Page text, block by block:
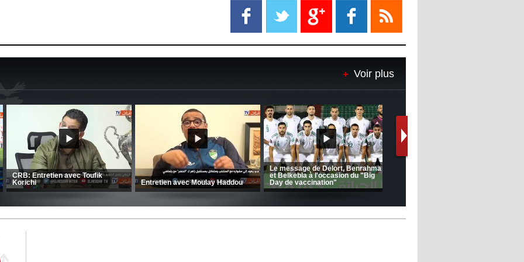
propriétaire
Le Barça savoure sa première
place et chambre le Real Madrid
de matchs"
12:39 - 2022/11/06
Real : Les dirigeants veulent le
départ d'Hazard cet hiver
Voir plus
Ligue 1 Mobilis (23ème journée):
MCO 5 – USB 0
(Coupe de la CAF) Nkana FC 1 -
CRB 0
CSC: La préparation des hommes
d’Amrani se poursuit en Tunisie
large
au FC